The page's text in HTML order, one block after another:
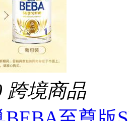
跨境商品